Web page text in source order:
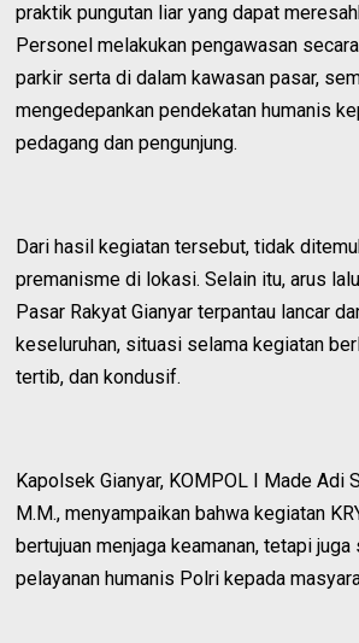
praktik pungutan liar yang dapat
Personel melakukan pengawasan
parkir serta di dalam kawasan pasar,
mengedepankan pendekatan humanis
pedagang dan pengunjung.
Dari hasil kegiatan tersebut, tidak
premanisme di lokasi. Selain itu, arus
Pasar Rakyat Gianyar terpantau lancar
keseluruhan, situasi selama kegiatan
tertib, dan kondusif.
Kapolsek Gianyar, KOMPOL I Made Adi
M.M., menyampaikan bahwa kegiatan
bertujuan menjaga keamanan, tetapi
pelayanan humanis Polri kepada